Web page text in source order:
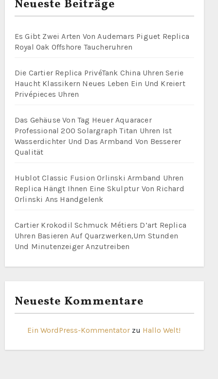
Neueste Beiträge
Es Gibt Zwei Arten Von Audemars Piguet Replica
Royal Oak Offshore Taucheruhren
Die Cartier Replica PrivéTank China Uhren Serie
Haucht Klassikern Neues Leben Ein Und Kreiert
Privépieces Uhren
Das Gehäuse Von Tag Heuer Aquaracer
Professional 200 Solargraph Titan Uhren Ist
Wasserdichter Und Das Armband Von Besserer
Qualität
Hublot Classic Fusion Orlinski Armband Uhren
Replica Hängt Ihnen Eine Skulptur Von Richard
Orlinski Ans Handgelenk
Cartier Krokodil Schmuck Métiers D’art Replica
Uhren Basieren Auf Quarzwerken,Um Stunden
Und Minutenzeiger Anzutreiben
Neueste Kommentare
Ein WordPress-Kommentatorzu Hallo Welt!